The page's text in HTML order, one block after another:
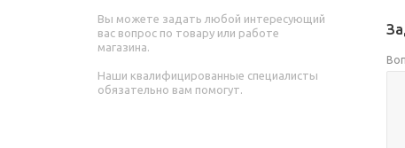
Вы можете задать любой интересующий
вас вопрос по товару или работе
магазина.
Наши квалифицированные специалисты
обязательно вам помогут.